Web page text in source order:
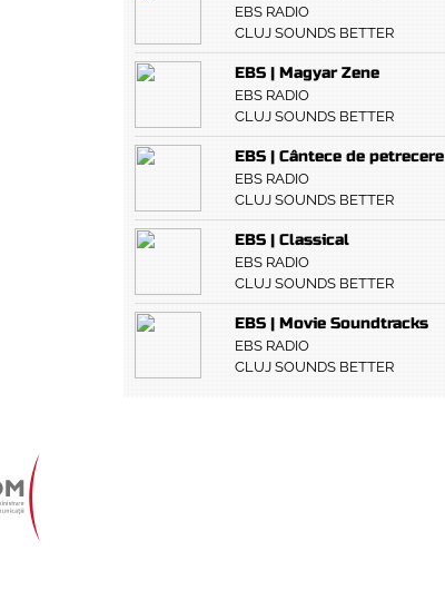
EBS RADIO
CLUJ SOUNDS BETTER
EBS | Magyar Zene
EBS RADIO
CLUJ SOUNDS BETTER
EBS | Cântece de petrecere
EBS RADIO
CLUJ SOUNDS BETTER
EBS | Classical
EBS RADIO
CLUJ SOUNDS BETTER
EBS | Movie Soundtracks
EBS RADIO
CLUJ SOUNDS BETTER